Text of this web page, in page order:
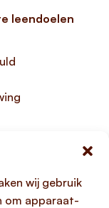
wij gebruik
om apparaat-
leendoelen
Utrecht